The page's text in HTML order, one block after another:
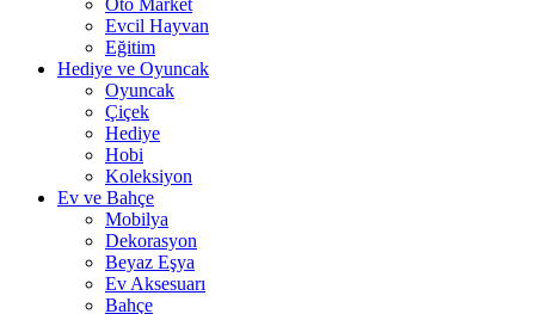
Oto Market
Evcil Hayvan
Eğitim
Hediye ve Oyuncak
Oyuncak
Çiçek
Hediye
Hobi
Koleksiyon
Ev ve Bahçe
Mobilya
Dekorasyon
Beyaz Eşya
Ev Aksesuarı
Bahçe